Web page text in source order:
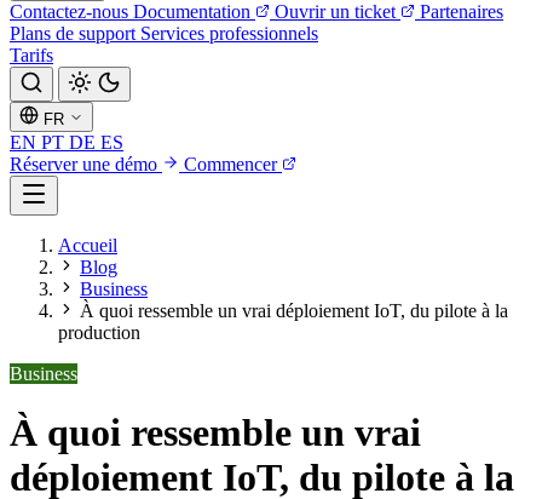
Contactez-nous Documentation Ouvrir un ticket
Partenaires
Plans de support Services professionnels
Tarifs
FR
EN PT DE ES
Réserver une démo
Commencer
Accueil
Blog
Business
À quoi ressemble un vrai déploiement IoT, du pilote à la
production
Business
À quoi ressemble un vrai
déploiement IoT, du pilote à la